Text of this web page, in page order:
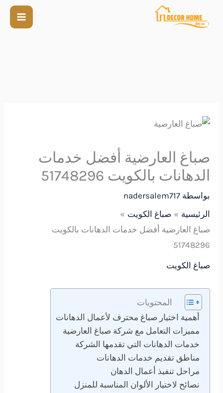
صباغ العارضية أفضل خدمات
الدهانات بالكويت 51748296
بواسطة nadersalem717
الرئيسية
صباغ الكويت
صباغ العارضية أفضل خدمات الدهانات بالكويت
51748296
صباغ الكويت
المحتويات
أهمية اختيار صباغ محترف لأعمال الدهانات
مميزات التعامل مع شركة صباغ العارضية
خدمات الدهانات التي تقدمها الشركة
مناطق تقديم خدمات الدهانات
مراحل تنفيذ أعمال الدهان
نصائح لاختيار الألوان المناسبة للمنزل